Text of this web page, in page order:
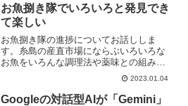
報は少ないんですけども、なんとか進め
ていきたいです。
お魚捌き隊でいろいろと発見でき
て楽しい
お魚捌き隊の進捗についてお話ししま
す。糸島の産直市場にならぶいろいろな
お魚をいろんな調理法や薬味との組み合
わせで掛け算で楽しんでいます。旬の魚
を楽しんで美味しさを発見している様子
についてお伝えします。
2023.01.04
Googleの対話型AIが「Gemini」